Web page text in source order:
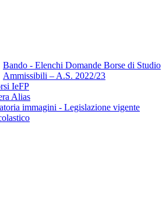
Bando - Elenchi Domande Borse di Studio
Ammissibili – A.S. 2022/23
IeFP
Alias
immagini - Legislazione vigente